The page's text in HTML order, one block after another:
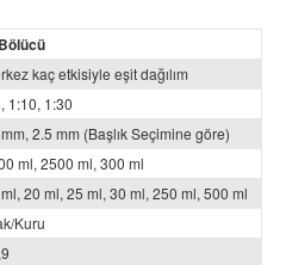
kaç etkisiyle eşit dağılım
1:10, 1:30
2.5 mm (Başlık Seçimine göre)
ml, 2500 ml, 300 ml
20 ml, 25 ml, 30 ml, 250 ml, 500 ml
Kuru